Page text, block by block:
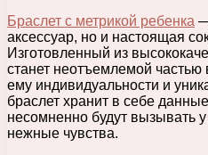
Браслет с метрикой ребенка
аксессуар, но и настоящая
Изготовленный из
станет неотъемлемой
ему индивидуальности и
браслет хранит в себе
несомненно будут вызывать
нежные чувства.